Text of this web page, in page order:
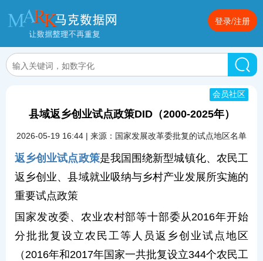
登录/注册
县域返乡创业试点政策DID（2000-2025年）
会员社区
2026-05-19 16:44 | 来源：国家发展改革委批复的试点地区名单
返乡创业试点政策是我国围绕新型城镇化、农民工
返乡创业、县域就业吸纳与乡村产业发展所实施的
重要试点政策
国家发改委、农业农村部等十部委从2016年开始
分批批复设立农民工等人员返乡创业试点地区
（2016年和2017年国家一共批复设立344个农民工